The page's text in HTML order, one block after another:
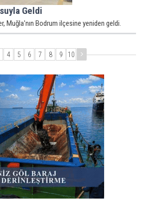
Geldi
Muğla'nın Bodrum ilçesine yeniden geldi.
4 5 6 7 8 9 10